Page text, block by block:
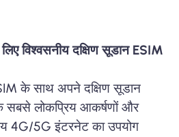
विश्वसनीय दक्षिण सूडान ESIM
के साथ अपने दक्षिण सूडान
लोकप्रिय आकर्षणों और
4G/5G इंटरनेट का उपयोग